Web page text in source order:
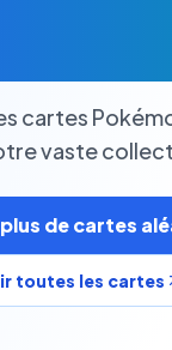
cartes
vaste
de cartes
toutes les cartes